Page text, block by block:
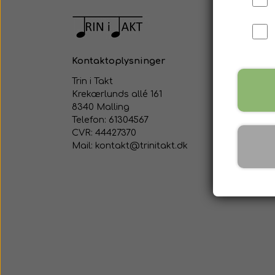
Kontaktoplysninger
Trin i Takt
Krekærlunds allé 161
8340 Malling
Telefon: 61304567
CVR: 44427370
Mail: kontakt@trinitakt.dk